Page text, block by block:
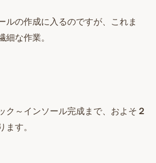
ルの作成に入るのですが、これま
細な作業。
ク～インソール完成まで、およそ ２
ます。